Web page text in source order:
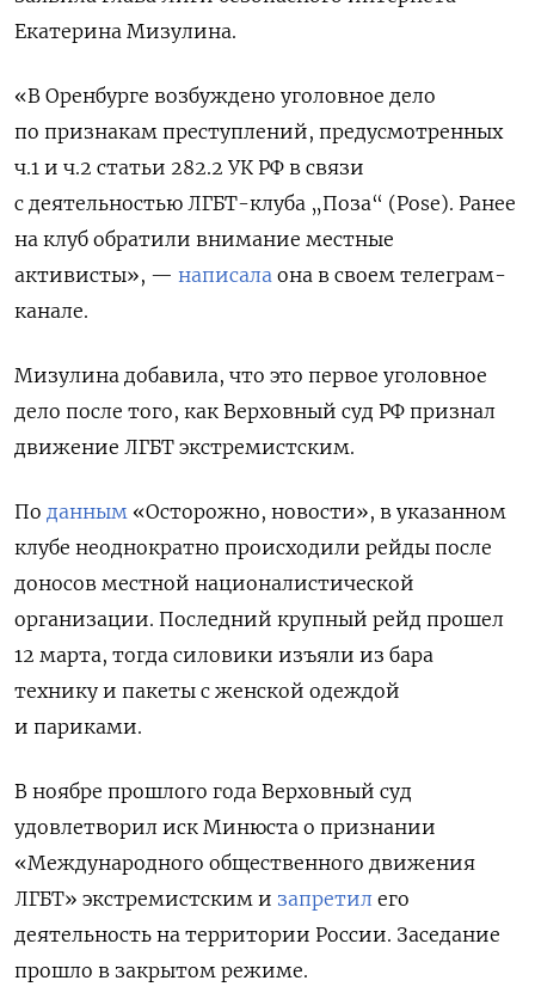
Екатерина Мизулина.
«В Оренбурге возбуждено уголовное дело
по признакам преступлений, предусмотренных
ч.1 и ч.2 статьи 282.2 УК РФ в связи
с деятельностью ЛГБТ-клуба „Поза“ (Pose). Ранее
на клуб обратили внимание местные
активисты», — написала она в своем телеграм-
канале.
Мизулина добавила, что это первое уголовное
дело после того, как Верховный суд РФ признал
движение ЛГБТ экстремистским.
По данным «Осторожно, новости», в указанном
клубе неоднократно происходили рейды после
доносов местной националистической
организации. Последний крупный рейд прошел
12 марта, тогда силовики изъяли из бара
технику и пакеты с женской одеждой
и париками.
В ноябре прошлого года Верховный суд
удовлетворил иск Минюста о признании
«Международного общественного движения
ЛГБТ» экстремистским и запретил его
деятельность на территории России. Заседание
прошло в закрытом режиме.